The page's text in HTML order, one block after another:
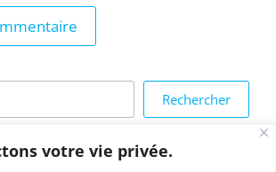
votre vie privée.
Rechercher